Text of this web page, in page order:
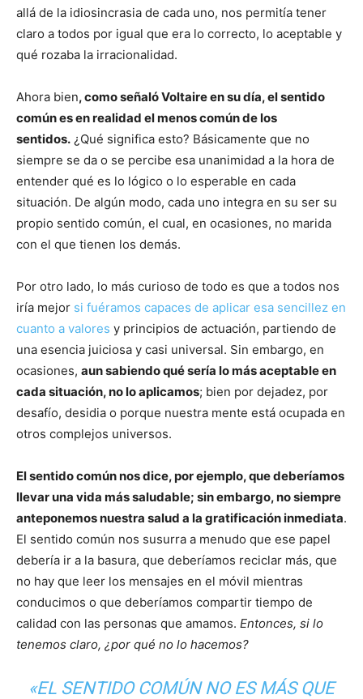
allá de la idiosincrasia de cada uno, nos permitía tener
claro a todos por igual que era lo correcto, lo aceptable y
qué rozaba la irracionalidad.
Ahora bien, como señaló Voltaire en su día, el sentido
común es en realidad el menos común de los
sentidos. ¿Qué significa esto? Básicamente que no
siempre se da o se percibe esa unanimidad a la hora de
entender qué es lo lógico o lo esperable en cada
situación. De algún modo, cada uno integra en su ser su
propio sentido común, el cual, en ocasiones, no marida
con el que tienen los demás.
Por otro lado, lo más curioso de todo es que a todos nos
iría mejor si fuéramos capaces de aplicar esa sencillez en
cuanto a valores y principios de actuación, partiendo de
una esencia juiciosa y casi universal. Sin embargo, en
ocasiones, aun sabiendo qué sería lo más aceptable en
cada situación, no lo aplicamos; bien por dejadez, por
desafío, desidia o porque nuestra mente está ocupada en
otros complejos universos.
El sentido común nos dice, por ejemplo, que deberíamos
llevar una vida más saludable; sin embargo, no siempre
anteponemos nuestra salud a la gratificación inmediata.
El sentido común nos susurra a menudo que ese papel
debería ir a la basura, que deberíamos reciclar más, que
no hay que leer los mensajes en el móvil mientras
conducimos o que deberíamos compartir tiempo de
calidad con las personas que amamos. Entonces, si lo
tenemos claro, ¿por qué no lo hacemos?
«EL SENTIDO COMÚN NO ES MÁS QUE